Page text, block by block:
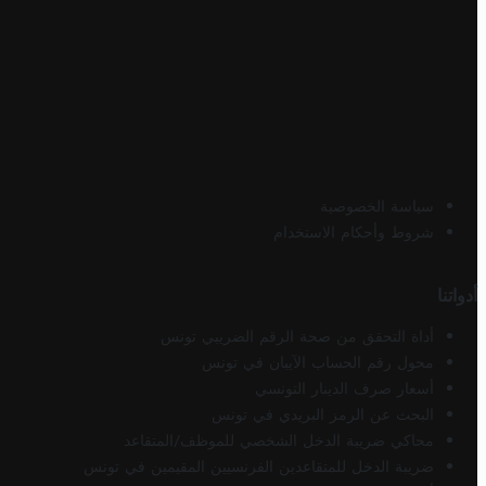
سياسة الخصوصية
شروط وأحكام الاستخدام
أدواتنا
أداة التحقق من صحة الرقم الضريبي تونس
محول رقم الحساب الآيبان في تونس
أسعار صرف الدينار التونسي
البحث عن الرمز البريدي في تونس
محاكي ضريبة الدخل الشخصي للموظف/المتقاعد
ضريبة الدخل للمتقاعدين الفرنسيين المقيمين في تونس